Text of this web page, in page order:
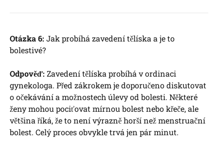
Otázka 6: Jak probíhá zavedení tělíska a je to
bolestivé?
Odpověď: Zavedení tělíska probíhá v ordinaci
gynekologa. Před zákrokem je doporučeno diskutovat
o očekávání a možnostech úlevy od bolesti. Některé
ženy mohou pociťovat mírnou bolest nebo křeče, ale
většina říká, že to není výrazně horší než menstruační
bolest. Celý proces obvykle trvá jen pár minut.